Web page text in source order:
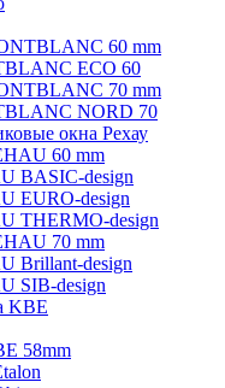
60 mm
ECO 60
70 mm
NORD 70
окна Рехау
60 mm
BASIC-design
EURO-design
THERMO-design
70 mm
Brillant-design
SIB-design
KBE
58mm